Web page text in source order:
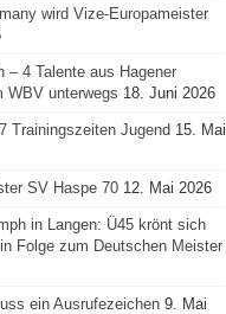
wird Vize-Europameister
– 4 Talente aus Hagener
WBV unterwegs 18. Juni 2026
Trainingszeiten Jugend 15. Mai
SV Haspe 70 12. Mai 2026
in Langen: Ü45 krönt sich
Folge zum Deutschen Meister
ein Ausrufezeichen 9. Mai